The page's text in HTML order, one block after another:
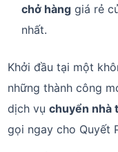
chở hàng giá rẻ
nhất.
Khởi đầu tại một
những thành công
dịch vụchuyển nhà
gọi ngay cho Quyết